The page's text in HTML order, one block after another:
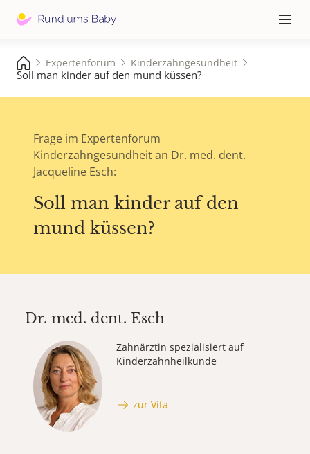
≡
Expertenforum Kinderzahngesundheit
Soll man kinder auf den mund küssen?
Frage im Expertenforum
Kinderzahngesundheit an Dr. med. dent.
Jacqueline Esch:
Soll man kinder auf den
mund küssen?
Dr. med. dent. Esch
Zahnärztin spezialisiert auf
Kinderzahnheilkunde
zur Vita